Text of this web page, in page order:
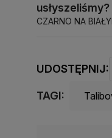
usłyszeliśmy?
CZARNO NA
UDOSTĘPNIJ:
TAGI: